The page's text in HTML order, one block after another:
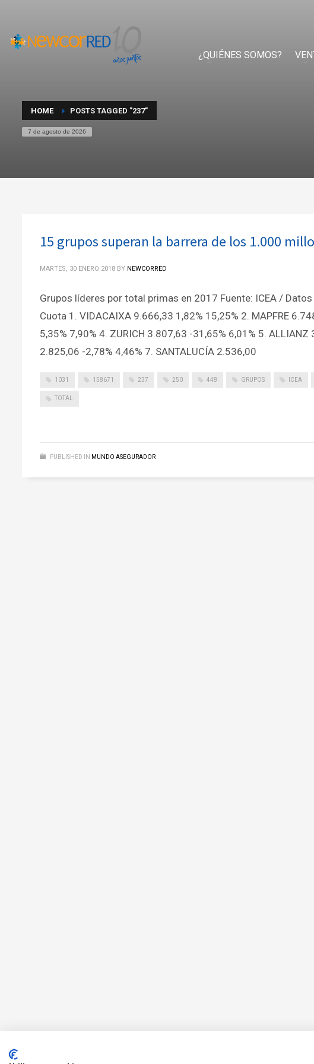
¿QUIÉNES SOMOS?
HOME POSTS TAGGED "237"
7 de agosto de 2026
15 grupos superan la barrera de los 1.000
MARTES, 30 ENERO 2018 BY NEWCORRED
Grupos líderes por total primas en 2017 Fuente: ICEA /
Cuota 1. VIDACAIXA 9.666,33 1,82% 15,25% 2. MAPFRE
5,35% 7,90% 4. ZURICH 3.807,63 -31,65% 6,01% 5. ALLIANZ
2.825,06 -2,78% 4,46% 7. SANTALUCÍA 2.536,00
1031 158671 237 250 448 GRUPOS ICEA
TOTAL
PUBLISHED IN MUNDO ASEGURADOR